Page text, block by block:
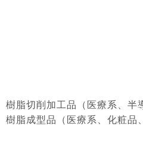
樹脂切削加工品（医療系、
樹脂成型品（医療系、化粧品